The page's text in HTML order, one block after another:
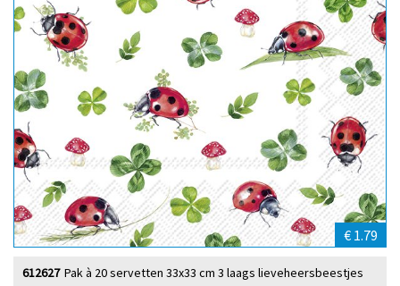
€ 1.79
Pak à 20 servetten 33x33 cm 3 laags lieveheersbeestjes
612627